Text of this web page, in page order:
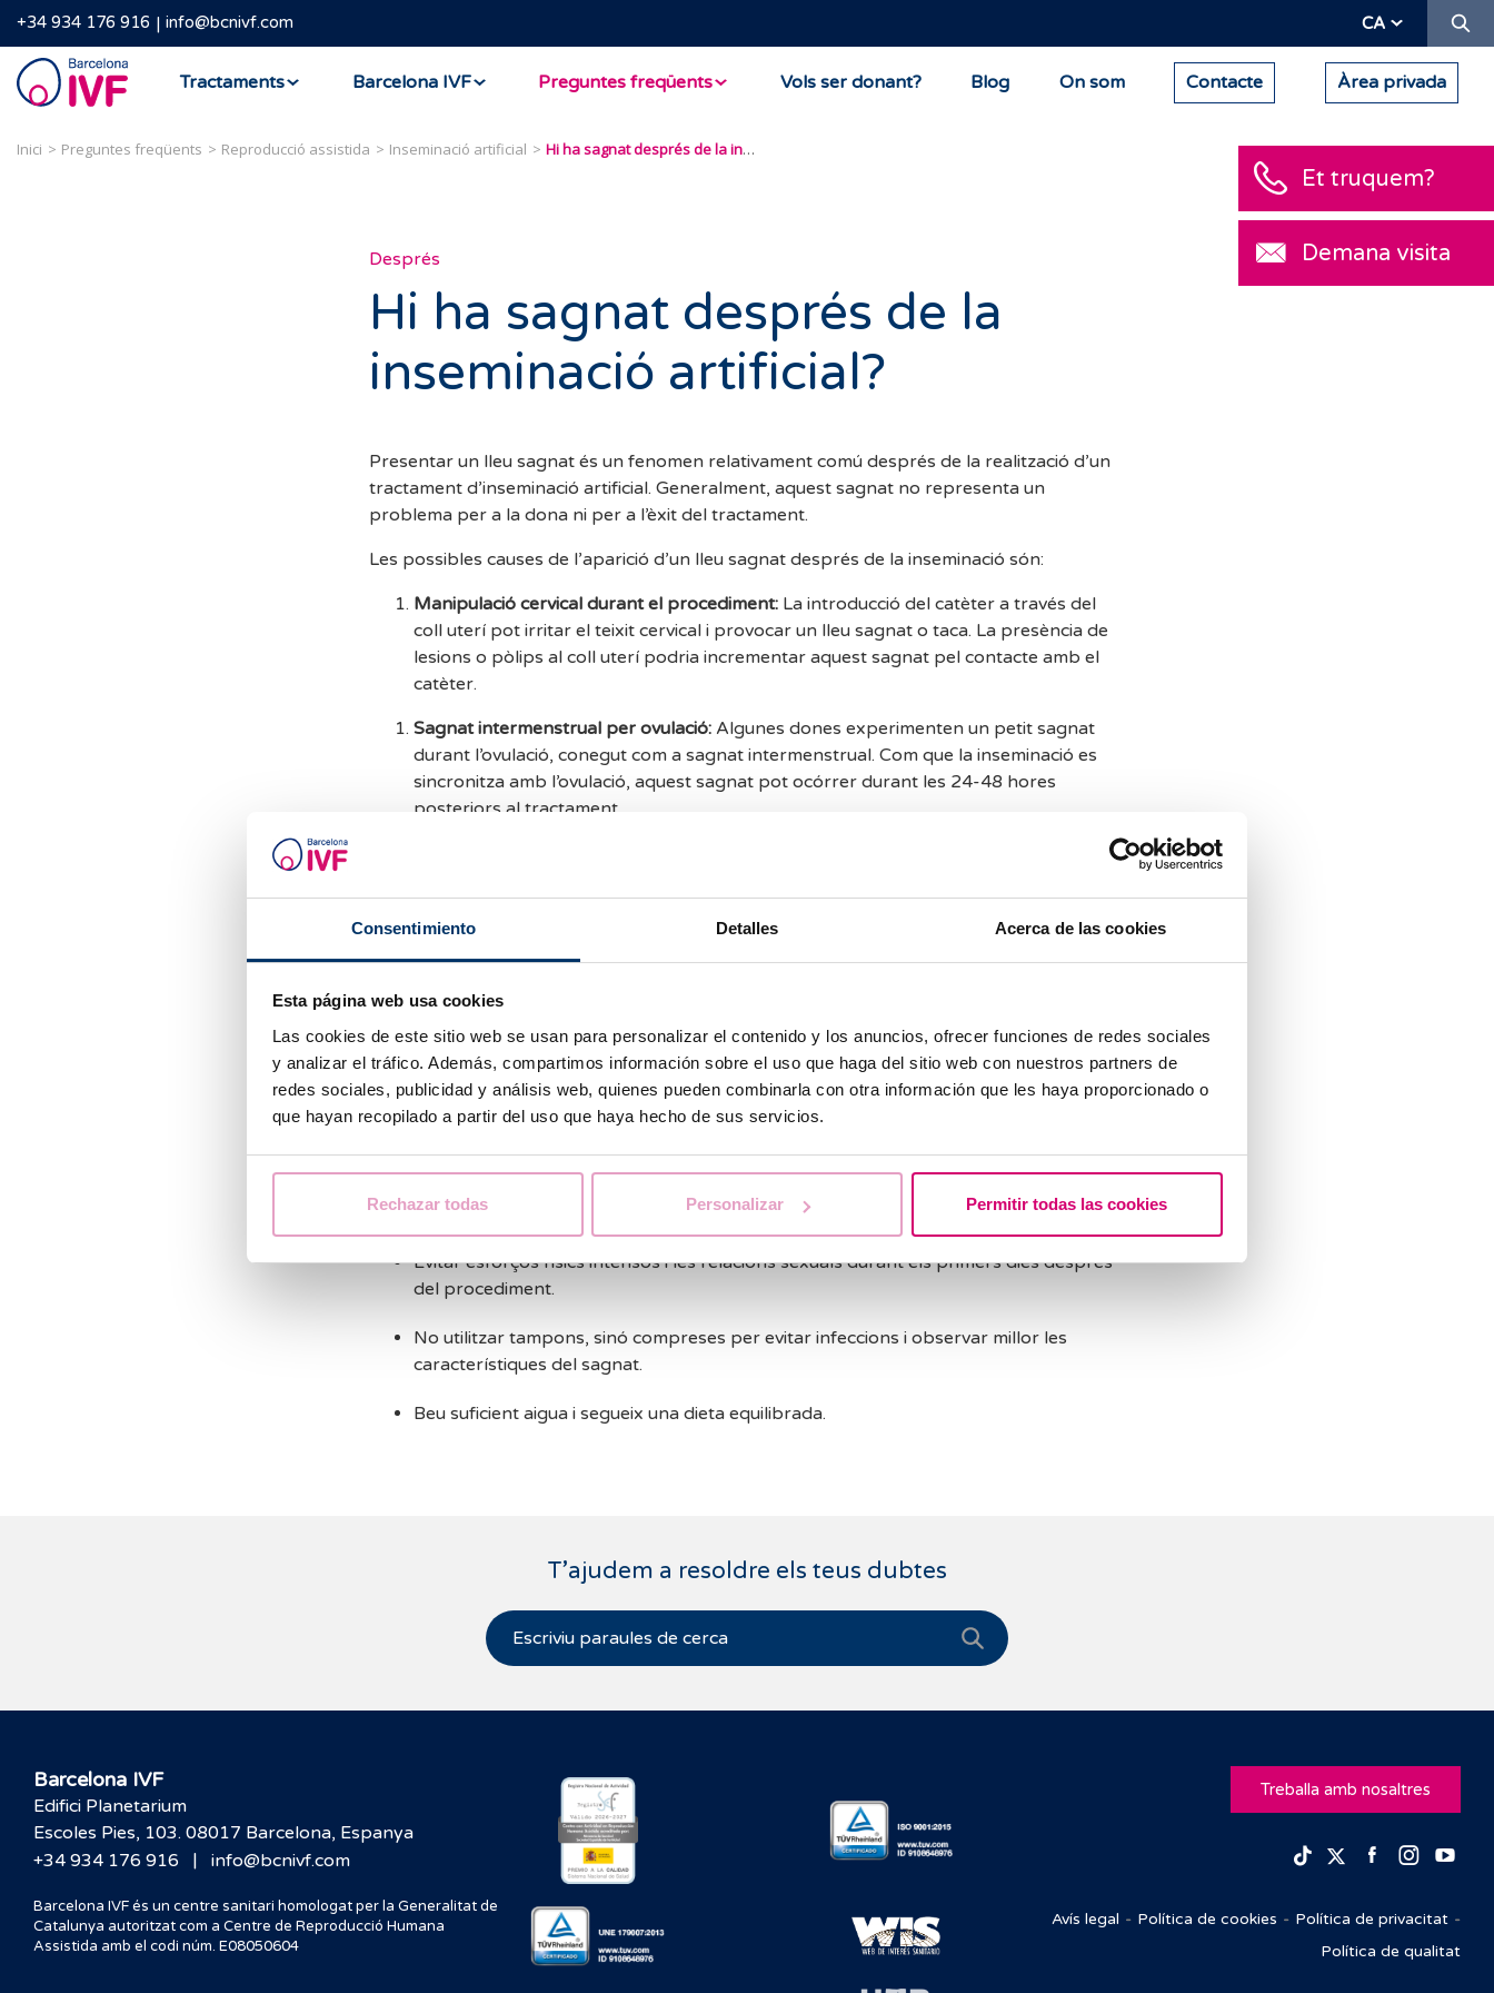
Consentimiento Detalles Acerca de las cookies
Esta página web usa cookies
Las cookies de este sitio web se usan para personalizar el contenido y los anuncios, ofrecer funciones de redes sociales
y analizar el tráfico. Además, compartimos información sobre el uso que haga del sitio web con nuestros partners de
redes sociales, publicidad y análisis web, quienes pueden combinarla con otra información que les haya proporcionado o
que hayan recopilado a partir del uso que haya hecho de sus servicios.
Rechazar todas Personalizar Permitir todas las cookies
+34 934 176 916 info@bcnivf.com CA
Barcelona
IVF
Tractaments Barcelona IVF Preguntes freqüents Vols ser donant? Blog On som Contacte Àrea privada
Inici Preguntes freqüents Reproducció assistida Inseminació artificial Hi ha sagnat després de la inseminació artificial?
Després
Hi ha sagnat després de la
inseminació artificial?
Presentar un lleu sagnat és un fenomen relativament comú després de la realització d’un
tractament d’inseminació artificial. Generalment, aquest sagnat no representa un
problema per a la dona ni per a l’èxit del tractament.
Les possibles causes de l’aparició d’un lleu sagnat després de la inseminació són:
Manipulació cervical durant el procediment: La introducció del catèter a través del
coll uterí pot irritar el teixit cervical i provocar un lleu sagnat o taca. La presència de
lesions o pòlips al coll uterí podria incrementar aquest sagnat pel contacte amb el
catèter.
Sagnat intermenstrual per ovulació: Algunes dones experimenten un petit sagnat
durant l’ovulació, conegut com a sagnat intermenstrual. Com que la inseminació es
sincronitza amb l’ovulació, aquest sagnat pot ocórrer durant les 24-48 hores
posteriors al tractament.
Estimulació ovàrica:
L’estimulació ovàrica pot causar desequilibris hormonals que es
Si el sagnat és molt abundant, es prolonga durant més de tres dies, o s'acompanya de
d’acudir al teu metge.
Si presentes un sagnat després del tractament d'inseminació artificial et recomanem:
Observar les característiques del sagnat: quantitat, color i durada.
Evitar esforços físics intensos i les relacions sexuals durant els primers dies després
del procediment.
No utilitzar tampons, sinó compreses per evitar infeccions i observar millor les
característiques del sagnat.
Beu suficient aigua i segueix una dieta equilibrada.
T’ajudem a resoldre els teus dubtes
Et truquem?
Demana visita
Barcelona IVF
Edifici Planetarium
Escoles Pies, 103. 08017 Barcelona, Espanya
+34 934 176 916
| info@bcnivf.com
Barcelona IVF és un centre sanitari homologat per la Generalitat de
Catalunya autoritzat com a Centre de Reproducció Humana
Assistida amb el codi núm. E08050604
Treballa amb nosaltres
TikTokTwitterFacebook
Avís legal Política de cookies
Política de privacitat
Política de qualitat